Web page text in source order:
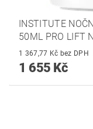
INSTITUTE
50ML PRO LIFT
1 367,77 Kč bez DPH
1 655 Kč